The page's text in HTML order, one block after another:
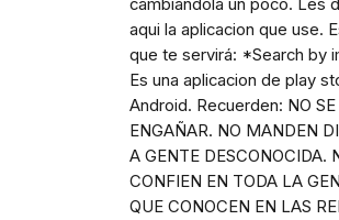
cambiandola un poco. Les
aqui la aplicacion que use.
que te servirá: *Search by
Es una aplicacion de play
Android. Recuerden: NO SE
ENGAÑAR. NO MANDEN
A GENTE DESCONOCIDA.
CONFIEN EN TODA LA
QUE CONOCEN EN LAS